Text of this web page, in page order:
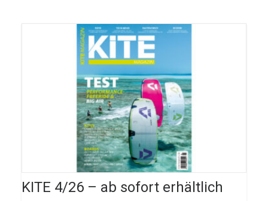
KITE 4/26 – ab sofort erhältlich